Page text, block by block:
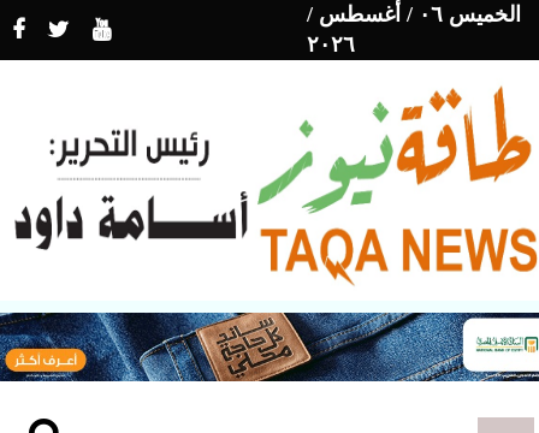
الخميس ٠٦ / أغسطس /
٢٠٢٦